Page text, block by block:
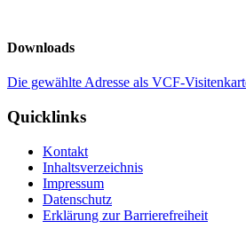
Downloads
Die gewählte Adresse als VCF-
Quicklinks
Kontakt
Inhaltsverzeichnis
Impressum
Datenschutz
Erklärung zur Barrierefreiheit